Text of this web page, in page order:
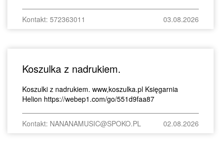
Kontakt: 572363011 03.08.2026
Koszulka z nadrukiem.
Koszulki z nadrukiem. www,koszulka.pl Księgarnia
Helion https://webep1.com/go/551d9faa87
Kontakt: NANANAMUSIC@SPOKO.PL 02.08.2026